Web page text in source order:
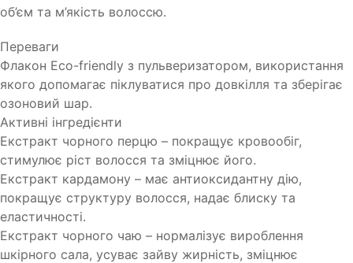
об’єм та м’якість волоссю.
Переваги
Флакон Eco-friendly з пульверизатором, використання
якого допомагає піклуватися про довкілля та зберігає
озоновий шар.
Активні інгредієнти
Екстракт чорного перцю – покращує кровообіг,
стимулює ріст волосся та зміцнює його.
Екстракт кардамону – має антиоксидантну дію,
покращує структуру волосся, надає блиску та
еластичності.
Екстракт чорного чаю – нормалізує вироблення
шкірного сала, усуває зайву жирність, зміцнює